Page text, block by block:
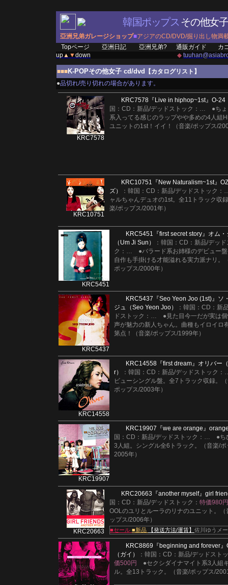
韓国ポップス その他女子
亞洲兄弟ガレージショップ■アジアのCD/DVD/掘り出し物満
Topページ
亞洲日記 亞洲兄弟? 通販ガイド
カ
up▲ ▼down ◆
■■■K-POPその他女子 cd/dvd
【カタログリスト】
●品切れ/売り切れの場合があります。
KRC7578
KRC7578 『Live in hiphop~1st』 O-24
国：CD：新品/デッドストック： … ●ち
系入ってる感じのラップやや多めの4人組
ユニットの1st！イイ！（音楽/ポップス/
KRC10751
KRC10751 『New Naturalism~1st』
ズ）
：韓国：CD：新品/デッドストック：
ャルちゃんデュオの1st。全11トラック収
楽/ポップス/2001年）
KRC5451
KRC5451 『first secret story』 オム
（Um Ji Sun）
：韓国：CD：新品/デッ
ク： … ●バラード系お姉様のデビュー
自作も手掛ける才能溢れる実力派ナリ。
ポップス/2000年）
KRC5437
KRC5437 『Seo Yeon Joo (1st)』 ソ
ジュ（Seo Yeon Joo）
：韓国：CD：新
ドストック： … ●見た目今一だが実は
声が魅力の新人ちゃん。曲種もイロイロ
第点！（音楽/ポップス/1999年）
KRC14558
KRC14558 『first dream』 オリバー
r）
：韓国：CD：新品/デッドストック：
ビューシングル盤。全7トラック収録。
ポップス/2003年）
KRC19907
KRC19907 『we are orange』
国：CD：新品/デッドストック： … ●ち
3人組。シングル全6トラック。（音楽/ポ
2005年）
KRC20663
KRC20663 『another myself』 girl
国：CD：新品/デッドストック： 特価980円
OOLのユリとルーラのリナのユニット。（
ップス/2006年）
■セール ■新品 【発送方法/運賃】 佐川ゆうメ
KRC8869 『beginning and forever』
（ガイ）
：韓国：CD：新品/デッドスト
価500円
●セクシダイナマイト系3人組
ル。全13トラック。（音楽/ポップス/